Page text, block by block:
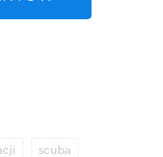
scuba